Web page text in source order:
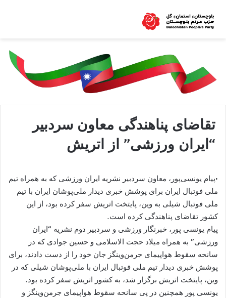
تقاضای پناهندگی معاون سردبیر
“ایران ورزشی” از اتریش
•پیام یونسی‌پور، معاون سردبیر نشریه ایران ورزشی که به همراه تیم
ملی فوتبال ایران برای پوشش خبری دیدار ملی‌پوشان ایران با تیم
ملی فوتبال شیلی به وین، پایتخت اتریش سفر کرده بود، از این
کشور تقاضای پناهندگی کرده است.
پیام یونسی پور، خبرنگار ورزشی و سردبیر دوم نشریه “ایران
ورزشی” به همراه میلاد حجت الاسلامی و حسین جوادی که در
سانحه سقوط هواپیمای جرمن‌وینگز جان خود را از دست دادند، برای
پوشش خبری دیدار تیم ملی فوتبال ایران با ملی‌پوشان شیلی که در
وین، پایتخت اتریش برگزار شد، به کشور اتریش سفر کرده بود.
یونسی پور همچنین در پی سانحه سقوط هواپیمای جرمن‌وینگز و